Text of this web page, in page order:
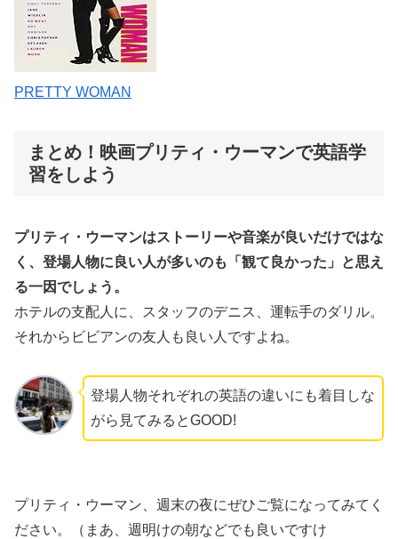
PRETTY WOMAN
まとめ！映画プリティ・ウーマンで英語学
習をしよう
プリティ・ウーマンはストーリーや音楽が良いだけではな
く、登場人物に良い人が多いのも
「観て良かった」
と思え
る一因でしょう。
ホテルの支配人に、スタッフのデニス、運転手のダリル。
それからビビアンの友人も良い人ですよね。
登場人物それぞれの英語の違いにも着目しな
がら見てみるとGOOD!
プリティ・ウーマン、週末の夜にぜひご覧になってみてく
ださい。（まあ、週明けの朝などでも良いですけ